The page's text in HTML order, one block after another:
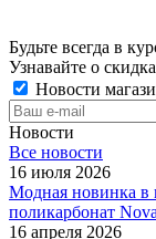
Будьте всегда в
Узнавайте о
Новости
Новости
Все новости
16 июля 2026
Модная новинка в
поликарбонат
16 апреля 2026